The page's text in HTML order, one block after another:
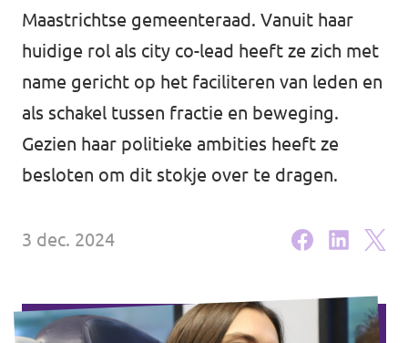
Agenda
Vacatures
Volt Maastricht
Maastrichtse gemeenteraad. Vanuit haar
huidige rol als city co-lead heeft ze zich met
name gericht op het faciliteren van leden en
als schakel tussen fractie en beweging.
Gezien haar politieke ambities heeft ze
besloten om dit stokje over te dragen.
3 dec. 2024